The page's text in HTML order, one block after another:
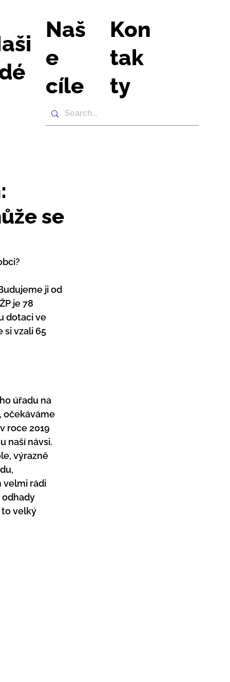
Naš
e
cíle
Kon
tak
ty
se
ji od
je 78
dotaci ve
si vzali 65
úřadu na
očekáváme
roce 2019
naší návsi.
výrazně
velmi rádi
odhady
to velký